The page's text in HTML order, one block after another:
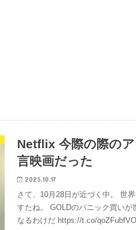
Netflix 今際の際の
言映画だった
2025.10.17
さて、10月28日が近づく中。 世
すたね。 GOLDのパニック買いが
なるわけだ https://t.co/